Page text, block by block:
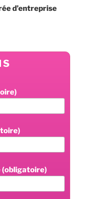
d’entreprise
(obligatoire)